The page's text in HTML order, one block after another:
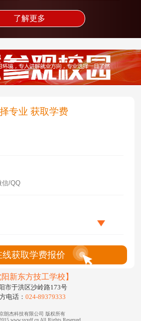
了解更多
专业 获取学费
线获取学费报价
阳新东方技工学校】
市于洪区沙岭路173号
电话： 024-89379333
朗杰科技有限公司 版权所有
www.syxdf.cn All Rights Reserved.